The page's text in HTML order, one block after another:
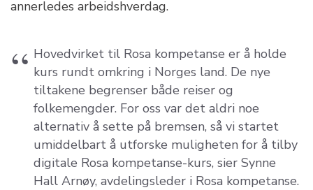
annerledes arbeidshverdag.
Hovedvirket til Rosa kompetanse er å holde
kurs rundt omkring i Norges land. De nye
tiltakene begrenser både reiser og
folkemengder. For oss var det aldri noe
alternativ å sette på bremsen, så vi startet
umiddelbart å utforske muligheten for å tilby
digitale Rosa kompetanse-kurs, sier Synne
Hall Arnøy, avdelingsleder i Rosa kompetanse.